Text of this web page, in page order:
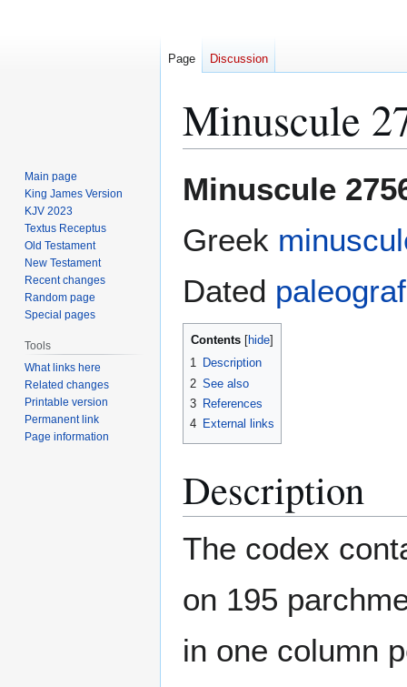
Minuscule
toto
Minuscule
Greek
Dated
Contents
1 Description
2 See also
3 References
4 External links
Description
The codex
on 195
in one column
Page Discussion
Main page
King James Version
KJV 2023
Textus Receptus
Old Testament
New Testament
Recent changes
Random page
Special pages
Tools
What links here
Related changes
Printable version
Permanent link
Page information